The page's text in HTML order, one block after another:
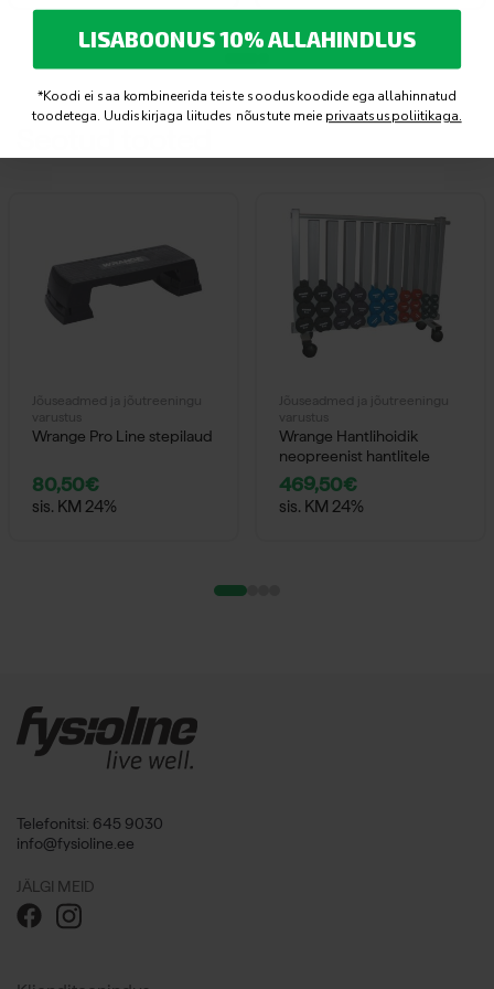
Jõuseadmed ja jõutreeningu
varustus
Wrange Pro Line stepilaud
80,50€
sis. KM 24%
Jõuseadmed ja jõutreeningu
varustus
Wrange Hantlihoidik
neopreenist hantlitele
469,50€
sis. KM 24%
Telefonitsi: 645 9030
info@fysioline.ee
JÄLGI MEID
LISABOONUS 10% ALLAHINDLUS
*Koodi ei saa kombineerida teiste sooduskoodide ega allahinnatud
toodetega. Uudiskirjaga liitudes nõustute meie privaatsuspoliitikaga.